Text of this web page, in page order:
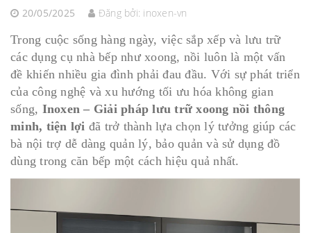
20/05/2025 Đăng bởi: inoxen-vn
Trong cuộc sống hàng ngày, việc sắp xếp và lưu trữ
các dụng cụ nhà bếp như xoong, nồi luôn là một vấn
đề khiến nhiều gia đình phải đau đầu. Với sự phát triển
của công nghệ và xu hướng tối ưu hóa không gian
sống, Inoxen – Giải pháp lưu trữ xoong nồi thông
minh, tiện lợi đã trở thành lựa chọn lý tưởng giúp các
bà nội trợ dễ dàng quản lý, bảo quản và sử dụng đồ
dùng trong căn bếp một cách hiệu quả nhất.